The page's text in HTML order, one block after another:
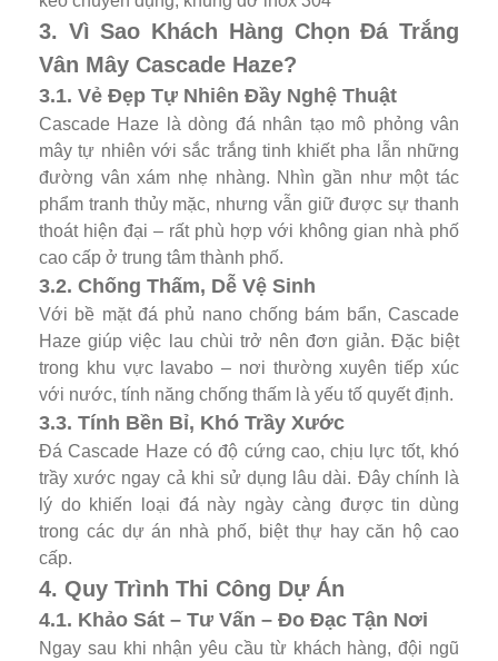
3. Vì Sao Khách Hàng Chọn Đá Trắng
Vân Mây Cascade Haze?
3.1. Vẻ Đẹp Tự Nhiên Đầy Nghệ Thuật
Cascade Haze là dòng đá nhân tạo mô phỏng vân
mây tự nhiên với sắc trắng tinh khiết pha lẫn những
đường vân xám nhẹ nhàng. Nhìn gần như một tác
phẩm tranh thủy mặc, nhưng vẫn giữ được sự thanh
thoát hiện đại – rất phù hợp với không gian nhà phố
cao cấp ở trung tâm thành phố.
3.2. Chống Thấm, Dễ Vệ Sinh
Với bề mặt đá phủ nano chống bám bẩn, Cascade
Haze giúp việc lau chùi trở nên đơn giản. Đặc biệt
trong khu vực lavabo – nơi thường xuyên tiếp xúc
với nước, tính năng chống thấm là yếu tố quyết định.
3.3. Tính Bền Bỉ, Khó Trầy Xước
Đá Cascade Haze có độ cứng cao, chịu lực tốt, khó
trầy xước ngay cả khi sử dụng lâu dài. Đây chính là
lý do khiến loại đá này ngày càng được tin dùng
trong các dự án nhà phố, biệt thự hay căn hộ cao
cấp.
4. Quy Trình Thi Công Dự Án
4.1. Khảo Sát – Tư Vấn – Đo Đạc Tận Nơi
Ngay sau khi nhận yêu cầu từ khách hàng, đội ngũ